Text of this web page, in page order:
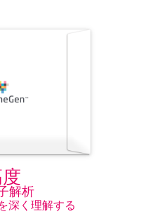
解析
深く理解する